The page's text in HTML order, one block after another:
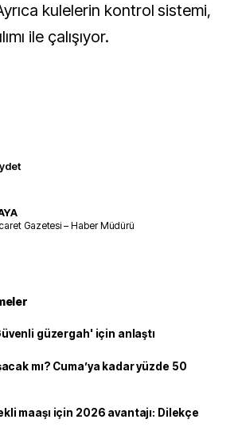
kulelerin kontrol sistemi,
ile çalışıyor.
Gazetesi – Haber Müdürü
güzergah' için anlaştı
mı? Cuma’ya kadar yüzde 50
maaşı için 2026 avantajı: Dilekçe